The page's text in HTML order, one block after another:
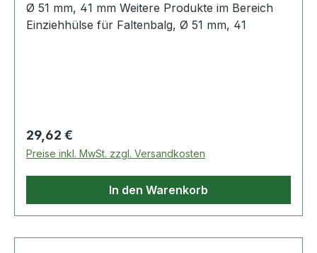
Ø 51 mm, 41 mm Weitere Produkte im Bereich
Einziehhülse für Faltenbalg, Ø 51 mm, 41
Regulärer Preis:
29,62 €
Preise inkl. MwSt. zzgl. Versandkosten
In den Warenkorb